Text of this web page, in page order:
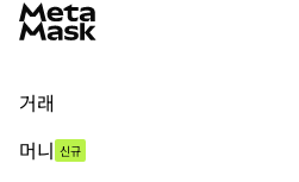
거래
머니 신규